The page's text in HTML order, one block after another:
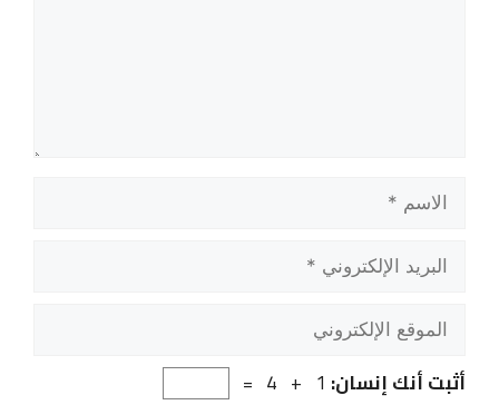
الاسم
البريد
الإلكتروني
الموقع
الإلكتروني
أثبت أنك إنسان: 1 + 4 =